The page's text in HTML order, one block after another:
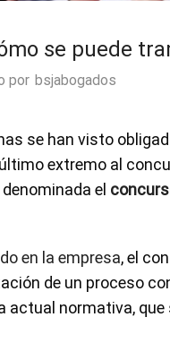
se puede
por bsjabogados
se han visto
extremo al
el
en la empresa, el
de un proceso
actual normativa,